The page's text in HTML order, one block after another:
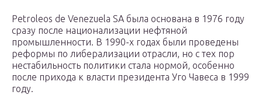
Petroleos de Venezuela SA была основана в 1976 году
сразу после национализации нефтяной
промышленности. В 1990-х годах были проведены
реформы по либерализации отрасли, но с тех пор
нестабильность политики стала нормой, особенно
после прихода к власти президента Уго Чавеса в 1999
году.